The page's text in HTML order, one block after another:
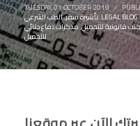
TUESDAY, 01 OCTOBER 2019 /
تأشيرة سفر,الطب الشرعي ,LEGAL BLOG,
كتب قانونية للتحميل,مذكرات دفاع جنائي
للتحميل